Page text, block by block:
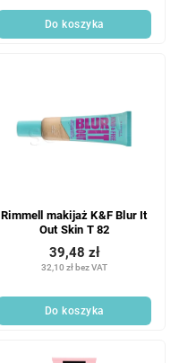
Do koszyka
Rimmell makijaż K&F Blur It
Out Skin T 82
32,10 zł bez VAT
39,48 zł
Do koszyka